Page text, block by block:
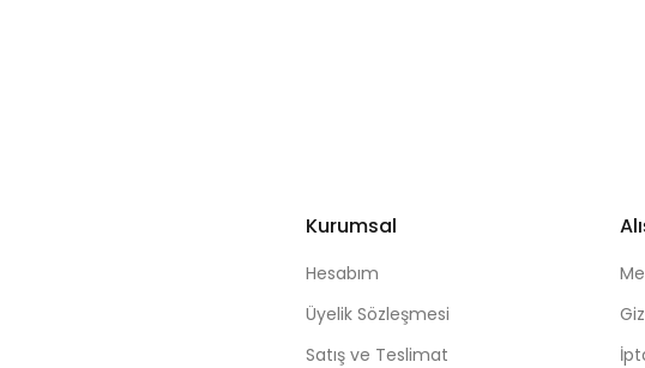
Kurumsal
Hesabım
Üyelik Sözleşmesi
Satış ve Teslimat